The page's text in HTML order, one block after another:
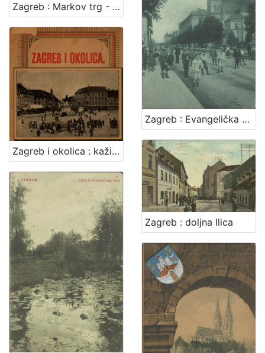
Zagreb : Markov trg - Kr. sabor
Zagreb i okolica : kažiput za urodjenike i strance : sa 43 slike i 2 nacrta / složio A. Hudovski
Zagreb : Evangelička crkva
Zagreb : doljna Ilica